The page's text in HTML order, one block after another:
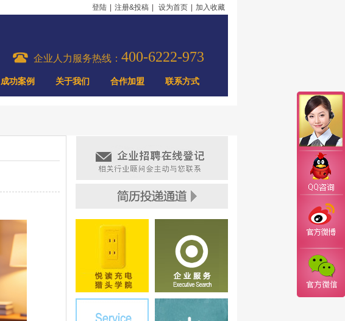
登陆 注册&投稿 设为首页 加入收藏
企业人力服务热线： 400-6222-973
成功案例 关于我们 合作加盟 联系方式